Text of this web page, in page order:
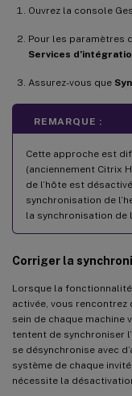
Ouvrez la console
Pour les paramètres
Services
Assurez-vous que
REMARQUE :
Cette approche est
(anciennement Citrix
de l’hôte est
synchronisation de
la synchronisation de
Corriger la
Lorsque la fonctionnalité
activée, vous rencontrez
sein de chaque machine
tentent de synchroniser
se désynchronise avec
système de chaque
nécessite la